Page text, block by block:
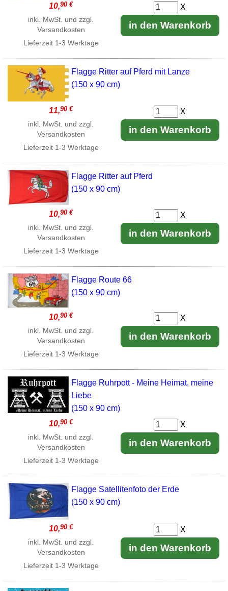
10,90 €
inkl. MwSt. und zzgl.
Versandkosten
Lieferzeit 1-3 Werktage
X
in den Warenkorb
Flagge Ritter auf Pferd mit Lanze
(150 x 90 cm)
11,90 €
inkl. MwSt. und zzgl.
Versandkosten
Lieferzeit 1-3 Werktage
X
in den Warenkorb
Flagge Ritter auf Pferd
(150 x 90 cm)
10,90 €
inkl. MwSt. und zzgl.
Versandkosten
Lieferzeit 1-3 Werktage
X
in den Warenkorb
Flagge Route 66
(150 x 90 cm)
10,90 €
inkl. MwSt. und zzgl.
Versandkosten
Lieferzeit 1-3 Werktage
X
in den Warenkorb
Flagge Ruhrpott - Meine Heimat, meine
Liebe
(150 x 90 cm)
10,90 €
inkl. MwSt. und zzgl.
Versandkosten
Lieferzeit 1-3 Werktage
X
in den Warenkorb
Flagge Satellitenfoto der Erde
(150 x 90 cm)
10,90 €
inkl. MwSt. und zzgl.
Versandkosten
Lieferzeit 1-3 Werktage
X
in den Warenkorb